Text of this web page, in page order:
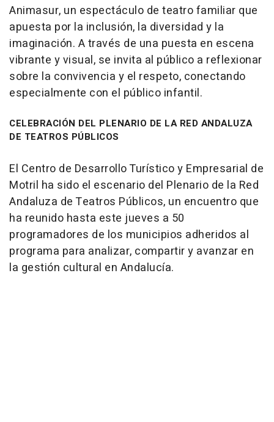
Animasur, un espectáculo de teatro familiar que
apuesta por la inclusión, la diversidad y la
imaginación. A través de una puesta en escena
vibrante y visual, se invita al público a reflexionar
sobre la convivencia y el respeto, conectando
especialmente con el público infantil.
CELEBRACIÓN DEL PLENARIO DE LA RED ANDALUZA
DE TEATROS PÚBLICOS
El Centro de Desarrollo Turístico y Empresarial de
Motril ha sido el escenario del Plenario de la Red
Andaluza de Teatros Públicos, un encuentro que
ha reunido hasta este jueves a 50
programadores de los municipios adheridos al
programa para analizar, compartir y avanzar en
la gestión cultural en Andalucía.